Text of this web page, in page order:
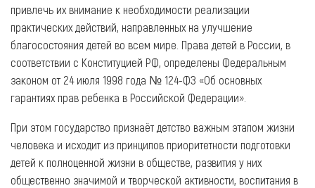
привлечь их внимание к необходимости реализации
практических действий, направленных на улучшение
благосостояния детей во всем мире. Права детей в России, в
соответствии с Конституцией РФ, определены Федеральным
законом от 24 июля 1998 года № 124-ФЗ «Об основных
гарантиях прав ребенка в Российской Федерации».
При этом государство признаёт детство важным этапом жизни
человека и исходит из принципов приоритетности подготовки
детей к полноценной жизни в обществе, развития у них
общественно значимой и творческой активности, воспитания в